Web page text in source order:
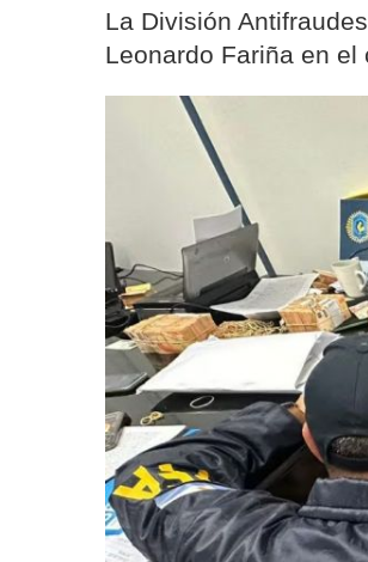
La División
Leonardo Fariña en el